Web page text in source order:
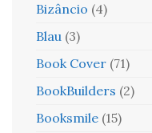
Bizâncio (4)
Blau (3)
Book Cover (71)
BookBuilders (2)
Booksmile (15)